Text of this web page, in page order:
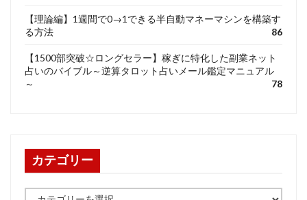
【理論編】1週間で0→1できる半自動マネーマシンを構築す
る方法
86
【1500部突破☆ロングセラー】稼ぎに特化した副業ネット
占いのバイブル～逆算タロット占いメール鑑定マニュアル
～
78
カテゴリー